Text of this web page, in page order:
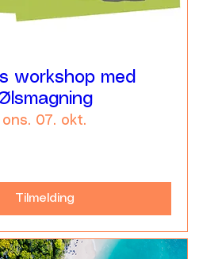
workshop med
ons. 07. okt.
Tilmelding